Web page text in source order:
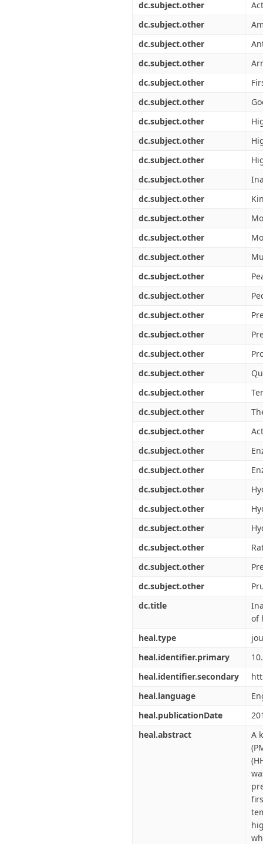
dc.subject.other
dc.subject.other
dc.subject.other
dc.subject.other
dc.subject.other
dc.subject.other
dc.subject.other
dc.subject.other
dc.subject.other
dc.subject.other
dc.subject.other
dc.subject.other
dc.subject.other
dc.subject.other
dc.subject.other
dc.subject.other
dc.subject.other
dc.subject.other
dc.subject.other
dc.subject.other
dc.subject.other
dc.subject.other
dc.subject.other
dc.subject.other
dc.subject.other
dc.subject.other
dc.subject.other
dc.subject.other
dc.subject.other
dc.subject.other
dc.subject.other
dc.title
of
heal.type
heal.identifier.primary
heal.identifier.secondary
heal.language
heal.publicationDate
heal.abstract
A